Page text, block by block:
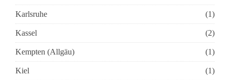
Karlsruhe (1)
Kassel (2)
Kempten (Allgäu) (1)
Kiel (1)